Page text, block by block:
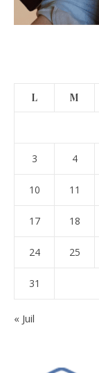
L M
3 4
10 11
17 18
24 25
31
« Juil